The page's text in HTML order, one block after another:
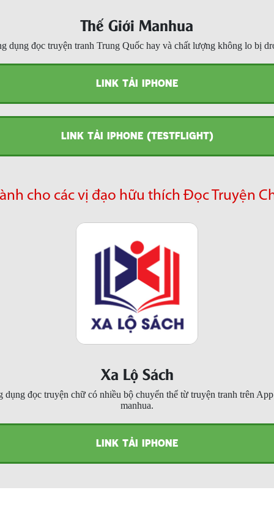
Thế Giới Manhua
dụng đọc truyện tranh Trung Quốc hay và chất lượng không lo bị
LINK TẢI IPHONE
LINK TẢI IPHONE (TESTFLIGHT)
cho các vị đạo hữu thích Đọc Truyện
Xa Lộ Sách
dụng đọc truyện chữ có nhiều bộ chuyển thể từ truyện tranh trên
manhua.
LINK TẢI IPHONE